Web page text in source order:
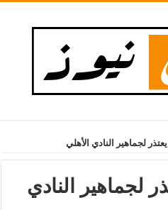
لجماهير النادي الأهلي
لجماهير النادي